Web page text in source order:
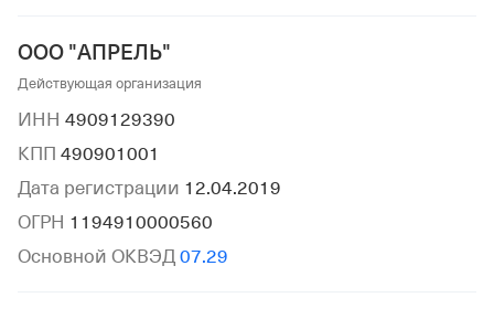
ООО "АПРЕЛЬ"
Действующая организация
ИНН 4909129390
КПП 490901001
Дата регистрации 12.04.2019
ОГРН 1194910000560
Основной ОКВЭД 07.29